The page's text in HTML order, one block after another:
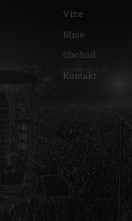
Vize
Mise
Obchod
Kontakt